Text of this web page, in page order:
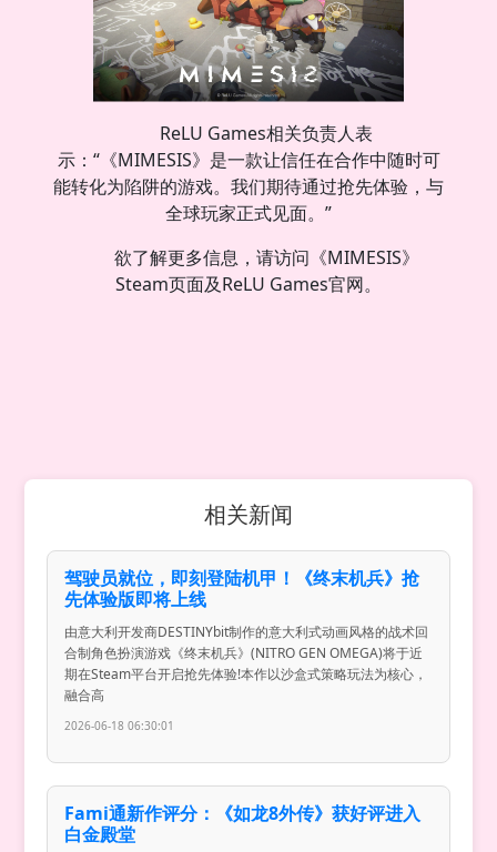
ReLU Games相关负责人表
示：“《MIMESIS》是一款让信任在合作中随时可
能转化为陷阱的游戏。我们期待通过抢先体验，与
全球玩家正式见面。”
欲了解更多信息，请访问《MIMESIS》
Steam页面及ReLU Games官网。
相关新闻
驾驶员就位，即刻登陆机甲！《终末机兵》抢
先体验版即将上线
由意大利开发商DESTINYbit制作的意大利式动画风格的战术回
合制角色扮演游戏《终末机兵》(NITRO GEN OMEGA)将于近
期在Steam平台开启抢先体验!本作以沙盒式策略玩法为核心，
融合高
2026-06-18 06:30:01
Fami通新作评分：《如龙8外传》获好评进入
白金殿堂